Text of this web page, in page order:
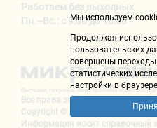
Работаем без выходных
Пн.–Вс.: с 9:00 до 18:00
Все права защищены "Микролайн"
Copyright © 2002-2026
Информация носит справочный
Мы используем
Продолжая
пользовательских
совершены переходы
статистических
настройки в